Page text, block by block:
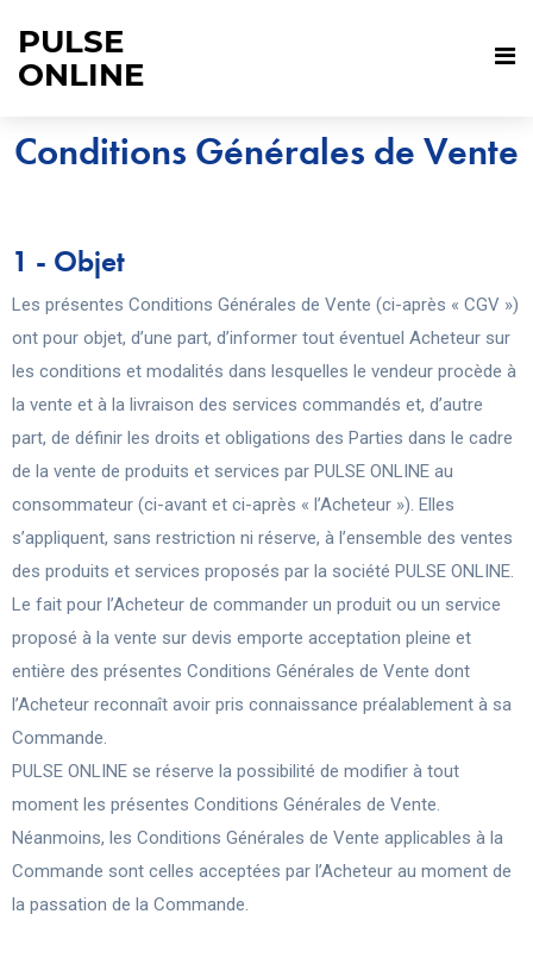
PULSE
ONLINE
Conditions Générales de Vente
1 - Objet
Les présentes Conditions Générales de Vente (ci-après « CGV »)
ont pour objet, d’une part, d’informer tout éventuel Acheteur sur
les conditions et modalités dans lesquelles le vendeur procède à
la vente et à la livraison des services commandés et, d’autre
part, de définir les droits et obligations des Parties dans le cadre
de la vente de produits et services par PULSE ONLINE au
consommateur (ci-avant et ci-après « l’Acheteur »). Elles
s’appliquent, sans restriction ni réserve, à l’ensemble des ventes
des produits et services proposés par la société PULSE ONLINE.
Le fait pour l’Acheteur de commander un produit ou un service
proposé à la vente sur devis emporte acceptation pleine et
entière des présentes Conditions Générales de Vente dont
l’Acheteur reconnaît avoir pris connaissance préalablement à sa
Commande.
PULSE ONLINE se réserve la possibilité de modifier à tout
moment les présentes Conditions Générales de Vente.
Néanmoins, les Conditions Générales de Vente applicables à la
Commande sont celles acceptées par l’Acheteur au moment de
la passation de la Commande.